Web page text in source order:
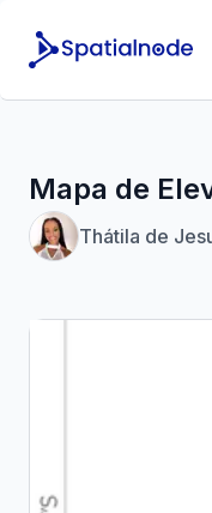
Mapa de
Thátila de